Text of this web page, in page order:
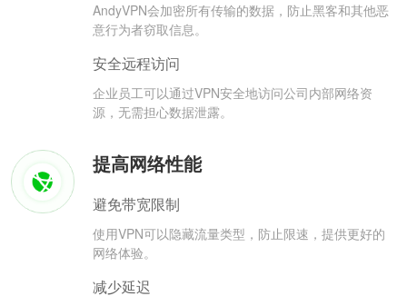
AndyVPN会加密所有传输的数据，防止黑客和其他恶
意行为者窃取信息。
安全远程访问
企业员工可以通过VPN安全地访问公司内部网络资
源，无需担心数据泄露。
提高网络性能
避免带宽限制
使用VPN可以隐藏流量类型，防止限速，提供更好的
网络体验。
减少延迟